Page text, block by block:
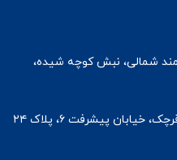
شمالی، نبش کوچه شیده،
پیشرفت ۶، پلاک ۲۴